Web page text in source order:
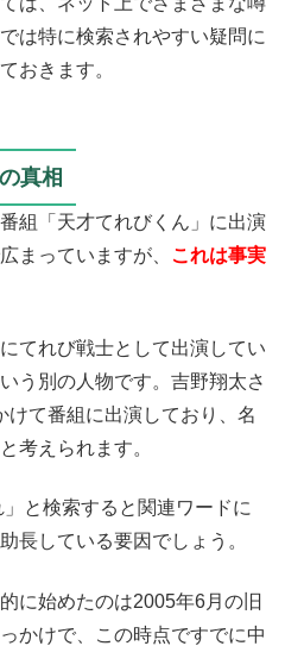
は特に検索されやすい疑問に
おきます。
真相
組「天才てれびくん」に出演
まっていますが、 これは事実
てれび戦士として出演してい
う別の人物です。吉野翔太さ
けて番組に出演しており、名
考えられます。
と検索すると関連ワードに
長している要因でしょう。
に始めたのは2005年6月の旧
かけで、この時点ですでに中